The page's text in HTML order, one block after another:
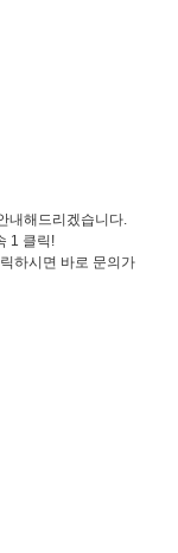
내해드리겠습니다.
1 클릭!
하시면 바로 문의가